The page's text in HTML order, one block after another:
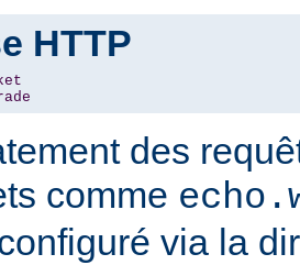
HTTP
des
comme
via la